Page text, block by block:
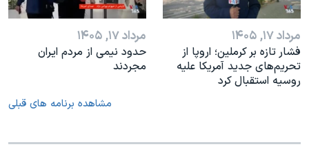
مرداد ۱۷, ۱۴۰۵
فشار تازه بر کرملین؛ اروپا از
تحریم‌های جدید آمریکا علیه
روسیه استقبال کرد
مرداد ۱۷, ۱۴۰۵
حدود نیمی از مردم ایران
مجردند
مشاهده برنامه های قبلی